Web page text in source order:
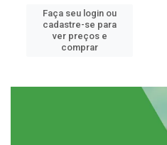
Faça seu login ou
cadastre-se para
ver preços e
comprar